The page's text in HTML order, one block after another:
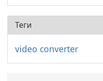
Теги
video converter